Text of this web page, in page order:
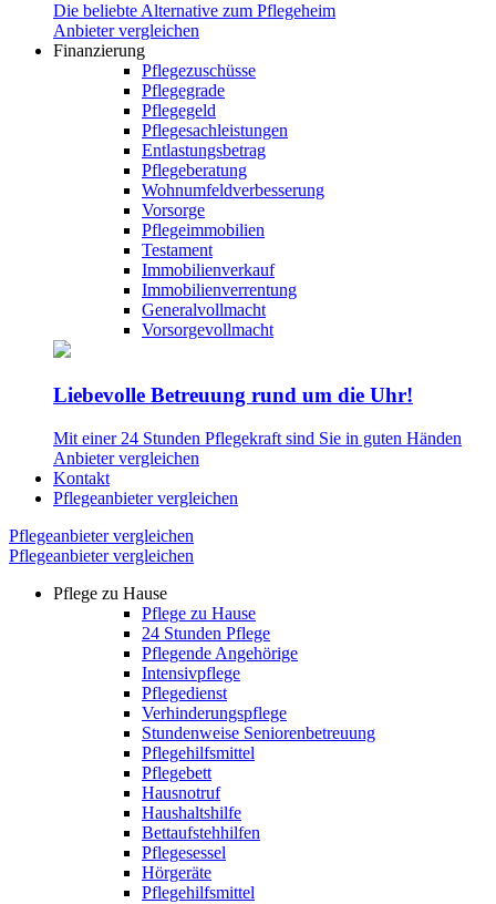
Die beliebte Alternative zum Pflegeheim
Anbieter vergleichen
Finanzierung
Pflegezuschüsse
Pflegegrade
Pflegegeld
Pflegesachleistungen
Entlastungsbetrag
Pflegeberatung
Wohnumfeldverbesserung
Vorsorge
Pflegeimmobilien
Testament
Immobilienverkauf
Immobilienverrentung
Generalvollmacht
Vorsorgevollmacht
Liebevolle Betreuung rund um die Uhr!
Mit einer 24 Stunden Pflegekraft sind Sie in guten Händen
Anbieter vergleichen
Kontakt
Pflegeanbieter vergleichen
Pflegeanbieter vergleichen
Pflegeanbieter vergleichen
Pflege zu Hause
Pflege zu Hause
24 Stunden Pflege
Pflegende Angehörige
Intensivpflege
Pflegedienst
Verhinderungspflege
Stundenweise Seniorenbetreuung
Pflegehilfsmittel
Pflegebett
Hausnotruf
Haushaltshilfe
Bettaufstehhilfen
Pflegesessel
Hörgeräte
Pflegehilfsmittel